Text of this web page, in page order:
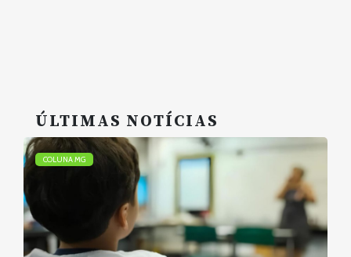
ÚLTIMAS NOTÍCIAS
COLUNA MG